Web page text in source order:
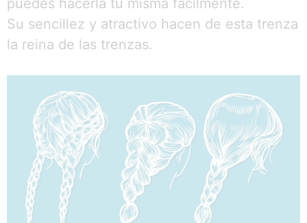
puedes hacerla tú misma fácilmente.
Su sencillez y atractivo hacen de esta trenza
la reina de las trenzas.